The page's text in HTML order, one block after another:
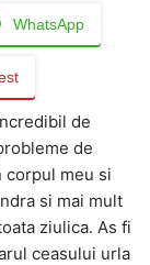
WhatsApp
de
de
corpul meu si
si mai mult
ziulica. As fi
ceasului urla